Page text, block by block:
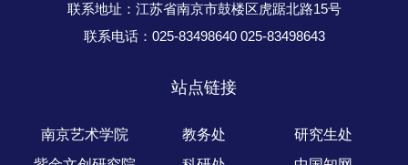
联系地址：江苏省南京市鼓楼区虎踞北路15号
联系电话：025-83498640 025-83498643
站点链接
南京艺术学院 教务处
研究生处